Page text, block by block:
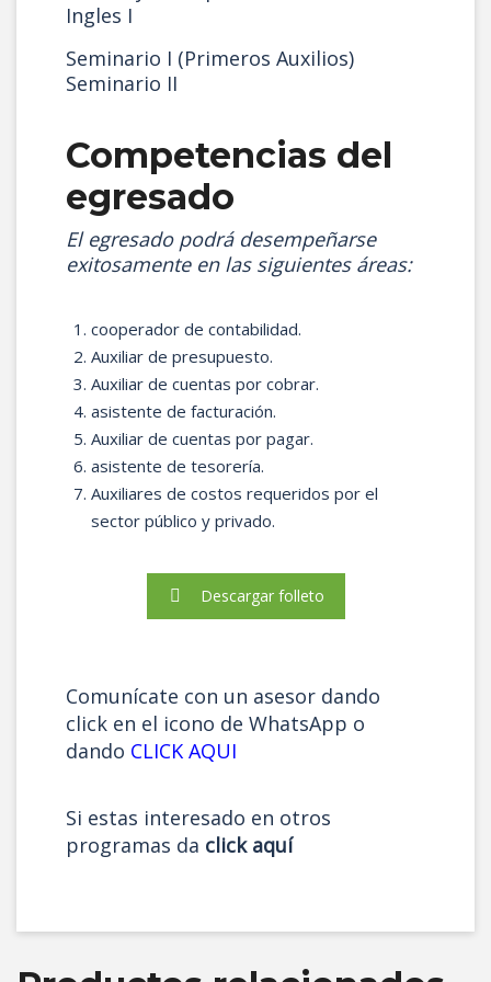
Ingles I
Seminario I (Primeros Auxilios)
Seminario II
Competencias del
egresado
El egresado podrá desempeñarse
exitosamente en las siguientes áreas:
cooperador de contabilidad.
Auxiliar de presupuesto.
Auxiliar de cuentas por cobrar.
asistente de facturación.
Auxiliar de cuentas por pagar.
asistente de tesorería.
Auxiliares de costos requeridos por el
sector público y privado.
Descargar folleto
Comunícate con un asesor dando
click en el icono de WhatsApp o
dando CLICK AQUI
Si estas interesado en otros
programas da click aquí